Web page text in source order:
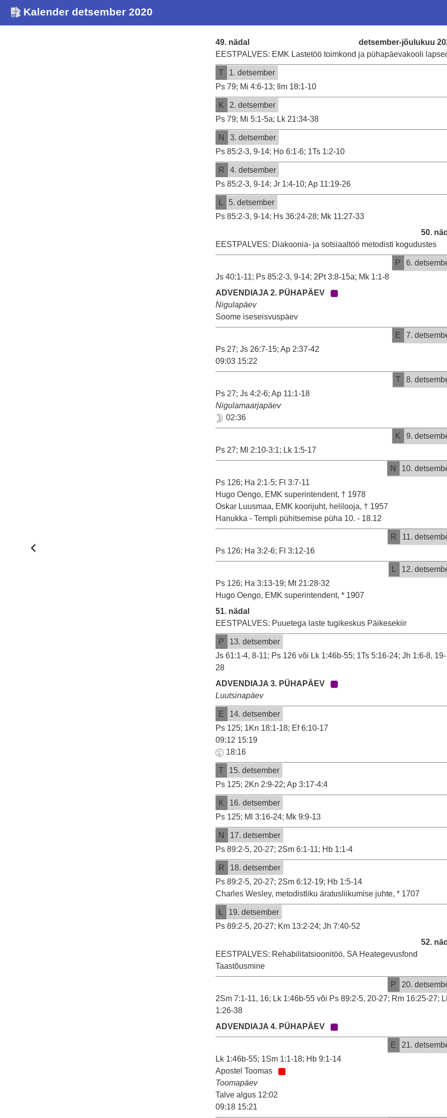
Kalender detsember 2020
49. nädal
detsember-jõulukuu
EESTPALVES: EMK Lastetöö toimkond ja pühapäevakooli
T
1. detsember
Ps 79; Mi 4:6-13; Ilm 18:1-10
K
2. detsember
Ps 79; Mi 5:1-5a; Lk 21:34-38
N
3. detsember
Ps 85:2-3, 9-14; Ho 6:1-6; 1Ts 1:2-10
R
4. detsember
Ps 85:2-3, 9-14; Jr 1:4-10; Ap 11:19-26
5. detsember
Ps 85:2-3, 9-14; Hs 36:24-28; Mk 11:27-33
50.
EESTPALVES: Diakoonia- ja sotsiaaltöö metodisti kogudustes
P
6.
Js 40:1-11; Ps 85:2-3, 9-14; 2Pt 3:8-15a; Mk 1:1-8
ADVENDIAJA 2. PÜHAPÄEV
Nigulapäev
Soome iseseisvuspäev
E
7.
Ps 27; Js 26:7-15; Ap 2:37-42
09:03 15:22
T
8.
Ps 27; Js 4:2-6; Ap 11:1-18
Nigulamaarjapäev
02:36
K
9.
Ps 27; Ml 2:10-3:1; Lk 1:5-17
N
10.
Ps 126; Ha 2:1-5; Fl 3:7-11
Hugo Oengo, EMK superintendent, † 1978
Oskar Luusmaa, EMK koorijuht, helilooja, † 1957
Hanukka - Templi pühitsemise püha 10. - 18.12
R
11.
Ps 126; Ha 3:2-6; Fl 3:12-16
12.
Ps 126; Ha 3:13-19; Mt 21:28-32
Hugo Oengo, EMK superintendent, * 1907
51. nädal
EESTPALVES: Puuetega laste tugikeskus Päikesekiir
P
13. detsember
Js 61:1-4, 8-11; Ps 126 või Lk 1:46b-55; 1Ts 5:16-24; Jh 1:6-8, 19-
28
ADVENDIAJA 3. PÜHAPÄEV
Luutsinapäev
E
14. detsember
Ps 125; 1Kn 18:1-18; Ef 6:10-17
09:12 15:19
18:16
T
15. detsember
Ps 125; 2Kn 2:9-22; Ap 3:17-4:4
K
16. detsember
Ps 125; Ml 3:16-24; Mk 9:9-13
N
17. detsember
Ps 89:2-5, 20-27; 2Sm 6:1-11; Hb 1:1-4
R
18. detsember
Ps 89:2-5, 20-27; 2Sm 6:12-19; Hb 1:5-14
Charles Wesley, metodistliku äratusliikumise juhte, * 1707
19. detsember
Ps 89:2-5, 20-27; Km 13:2-24; Jh 7:40-52
52.
EESTPALVES: Rehabilitatsioonitöö, SA Heategevusfond
Taastõusmine
P
20.
2Sm 7:1-11, 16; Lk 1:46b-55 või Ps 89:2-5, 20-27; Rm 16:25-27;
1:26-38
ADVENDIAJA 4. PÜHAPÄEV
E
21.
Lk 1:46b-55; 1Sm 1:1-18; Hb 9:1-14
Apostel Toomas
Toomapäev
Talve algus 12:02
09:18 15:21